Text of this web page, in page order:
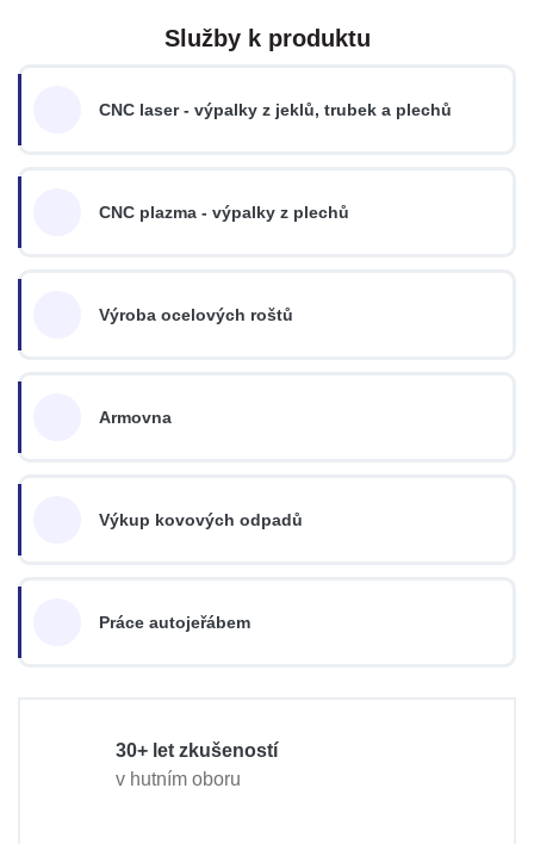
Služby k produktu
CNC laser - výpalky z jeklů, trubek a plechů
CNC plazma - výpalky z plechů
Výroba ocelových roštů
Armovna
Výkup kovových odpadů
Práce autojeřábem
30+ let zkušeností
v hutním oboru